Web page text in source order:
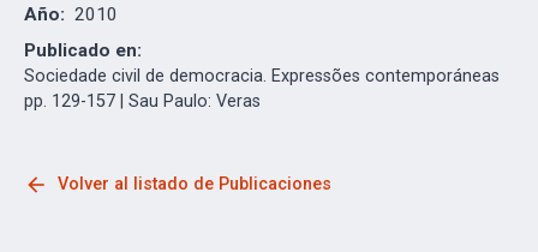
Año: 2010
Publicado en:
Sociedade civil de democracia. Expressões contemporáneas
pp. 129-157 | Sau Paulo: Veras
arrow_back Volver al listado de Publicaciones